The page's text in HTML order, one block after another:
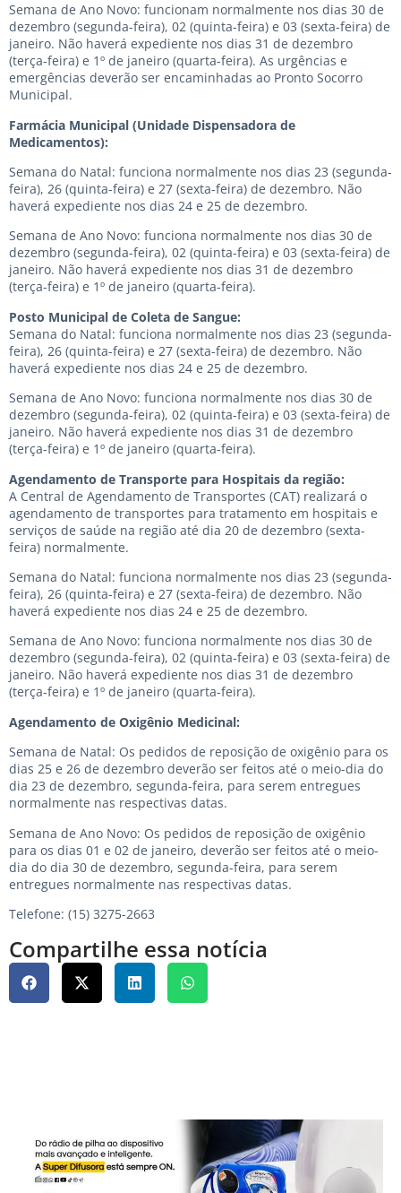
Semana de Ano Novo: funcionam normalmente nos dias 30 de
dezembro (segunda-feira), 02 (quinta-feira) e 03 (sexta-feira) de
janeiro. Não haverá expediente nos dias 31 de dezembro
(terça-feira) e 1º de janeiro (quarta-feira). As urgências e
emergências deverão ser encaminhadas ao Pronto Socorro
Municipal.
Farmácia Municipal (Unidade Dispensadora de
Medicamentos):
Semana do Natal: funciona normalmente nos dias 23 (segunda-
feira), 26 (quinta-feira) e 27 (sexta-feira) de dezembro. Não
haverá expediente nos dias 24 e 25 de dezembro.
Semana de Ano Novo: funciona normalmente nos dias 30 de
dezembro (segunda-feira), 02 (quinta-feira) e 03 (sexta-feira) de
janeiro. Não haverá expediente nos dias 31 de dezembro
(terça-feira) e 1º de janeiro (quarta-feira).
Posto Municipal de Coleta de Sangue:
Semana do Natal: funciona normalmente nos dias 23 (segunda-
feira), 26 (quinta-feira) e 27 (sexta-feira) de dezembro. Não
haverá expediente nos dias 24 e 25 de dezembro.
Semana de Ano Novo: funciona normalmente nos dias 30 de
dezembro (segunda-feira), 02 (quinta-feira) e 03 (sexta-feira) de
janeiro. Não haverá expediente nos dias 31 de dezembro
(terça-feira) e 1º de janeiro (quarta-feira).
Agendamento de Transporte para Hospitais da região:
A Central de Agendamento de Transportes (CAT) realizará o
agendamento de transportes para tratamento em hospitais e
serviços de saúde na região até dia 20 de dezembro (sexta-
feira) normalmente.
Semana do Natal: funciona normalmente nos dias 23 (segunda-
feira), 26 (quinta-feira) e 27 (sexta-feira) de dezembro. Não
haverá expediente nos dias 24 e 25 de dezembro.
Semana de Ano Novo: funciona normalmente nos dias 30 de
dezembro (segunda-feira), 02 (quinta-feira) e 03 (sexta-feira) de
janeiro. Não haverá expediente nos dias 31 de dezembro
(terça-feira) e 1º de janeiro (quarta-feira).
Agendamento de Oxigênio Medicinal:
Semana de Natal: Os pedidos de reposição de oxigênio para os
dias 25 e 26 de dezembro deverão ser feitos até o meio-dia do
dia 23 de dezembro, segunda-feira, para serem entregues
normalmente nas respectivas datas.
Semana de Ano Novo: Os pedidos de reposição de oxigênio
para os dias 01 e 02 de janeiro, deverão ser feitos até o meio-
dia do dia 30 de dezembro, segunda-feira, para serem
entregues normalmente nas respectivas datas.
Telefone: (15) 3275-2663
Compartilhe essa notícia